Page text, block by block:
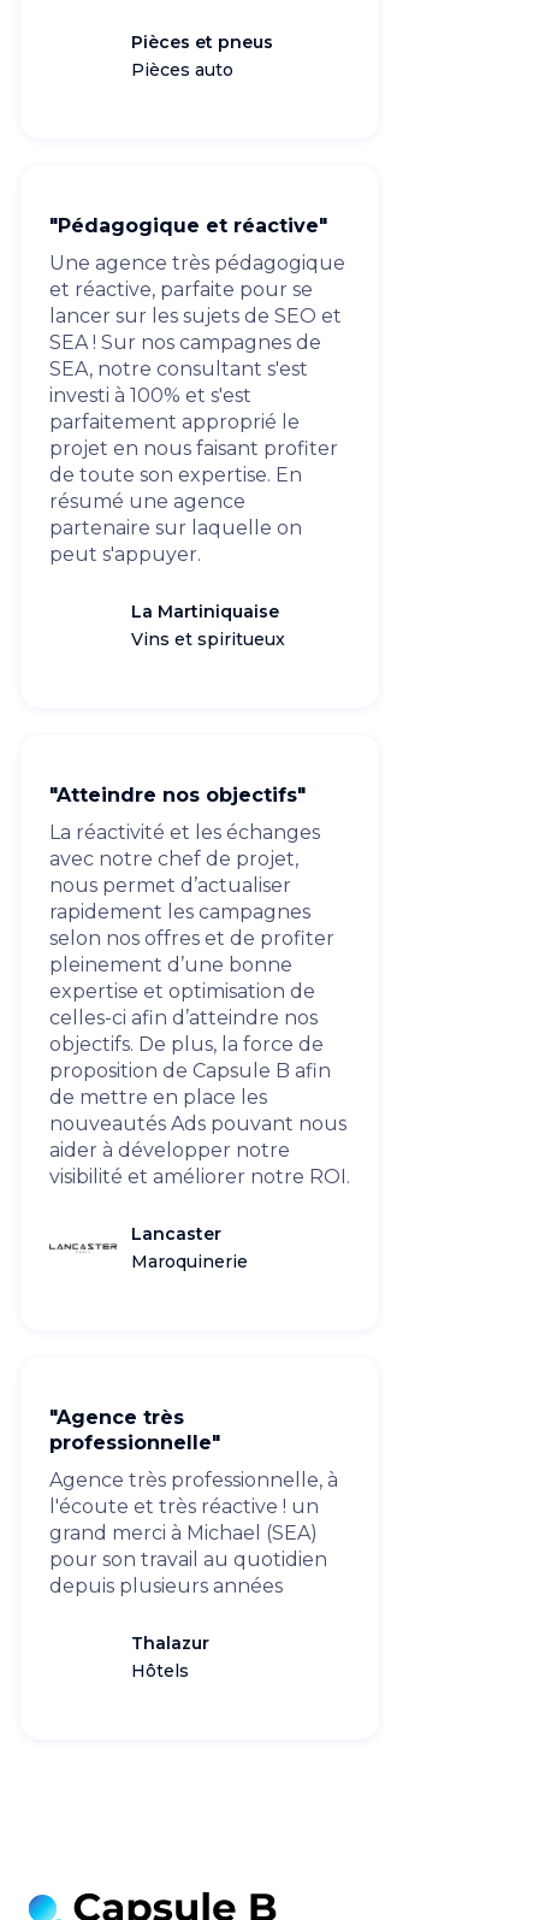
Pièces et pneus
Pièces auto
"Pédagogique et réactive"
Une agence très pédagogique
et réactive, parfaite pour se
lancer sur les sujets de SEO et
SEA ! Sur nos campagnes de
SEA, notre consultant s'est
investi à 100% et s'est
parfaitement approprié le
projet en nous faisant profiter
de toute son expertise. En
résumé une agence
partenaire sur laquelle on
peut s'appuyer.
La Martiniquaise
Vins et spiritueux
"Atteindre nos objectifs"
La réactivité et les échanges
avec notre chef de projet,
nous permet d’actualiser
rapidement les campagnes
selon nos offres et de profiter
pleinement d’une bonne
expertise et optimisation de
celles-ci afin d’atteindre nos
objectifs. De plus, la force de
proposition de Capsule B afin
de mettre en place les
nouveautés Ads pouvant nous
aider à développer notre
visibilité et améliorer notre ROI.
Lancaster
Maroquinerie
"Agence très
professionnelle"
Agence très professionnelle, à
l'écoute et très réactive ! un
grand merci à Michael (SEA)
pour son travail au quotidien
depuis plusieurs années
Thalazur
Hôtels